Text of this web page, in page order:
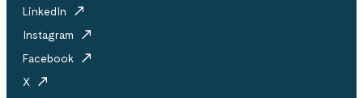
LinkedIn
Instagram
Facebook
X